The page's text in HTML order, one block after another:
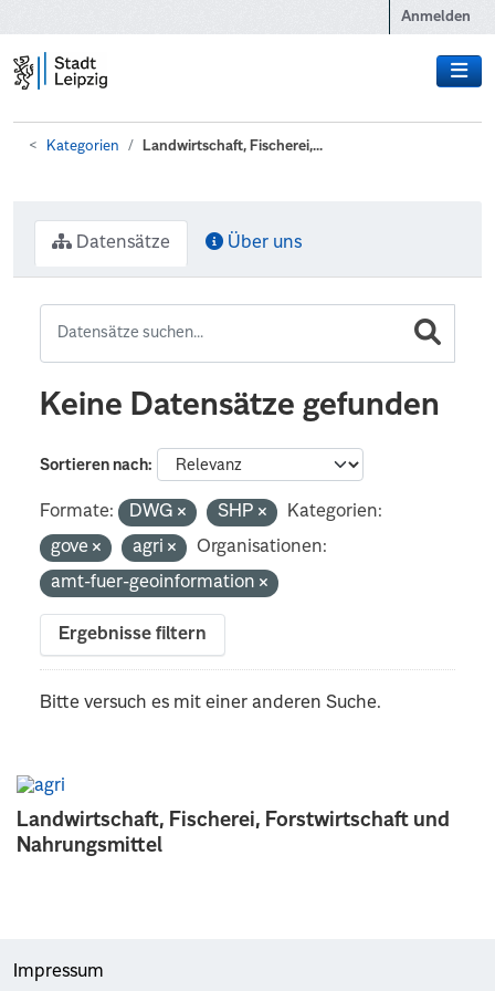
Anmelden
Kategorien Landwirtschaft, Fischerei,...
Landwirtschaft, Fischerei, Forstwirtschaft und
Nahrungsmittel
Datensätze Über uns
Keine Datensätze gefunden
Sortieren nach
Formate: DWG SHP
Kategorien:
gove
agri
Organisationen:
amt-fuer-geoinformation
Ergebnisse filtern
Bitte versuch es mit einer anderen Suche.
Impressum